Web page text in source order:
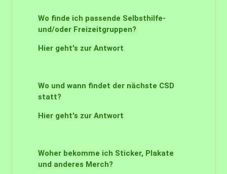
Wo finde ich passende Selbsthilfe-
und/oder Freizeitgruppen?
Hier geht's zur Antwort
Wo und wann findet der nächste CSD
statt?
Hier geht's zur Antwort
Woher bekomme ich Sticker, Plakate
und anderes Merch?